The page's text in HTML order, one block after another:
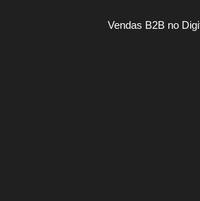
Vendas B2B no